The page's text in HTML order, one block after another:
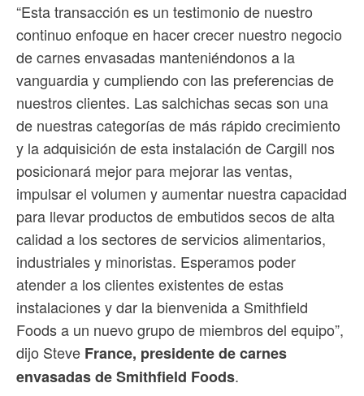
“Esta transacción es un testimonio de nuestro
continuo enfoque en hacer crecer nuestro negocio
de carnes envasadas manteniéndonos a la
vanguardia y cumpliendo con las preferencias de
nuestros clientes. Las salchichas secas son una
de nuestras categorías de más rápido crecimiento
y la adquisición de esta instalación de Cargill nos
posicionará mejor para mejorar las ventas,
impulsar el volumen y aumentar nuestra capacidad
para llevar productos de embutidos secos de alta
calidad a los sectores de servicios alimentarios,
industriales y minoristas. Esperamos poder
atender a los clientes existentes de estas
instalaciones y dar la bienvenida a Smithfield
Foods a un nuevo grupo de miembros del equipo”,
dijo Steve France, presidente de carnes
envasadas de Smithfield Foods.